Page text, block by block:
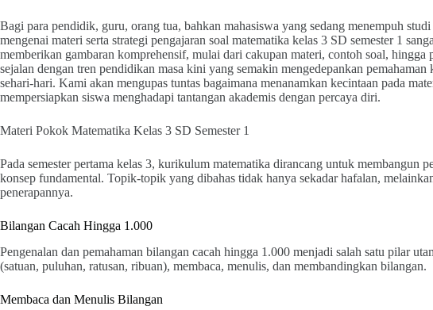
Bagi para pendidik, guru, orang tua, bahkan mahasiswa yang sedang menempuh
mengenai materi serta strategi pengajaran soal matematika kelas 3 SD semester 1
memberikan gambaran komprehensif, mulai dari cakupan materi, contoh soal, hingga
sejalan dengan tren pendidikan masa kini yang semakin mengedepankan
sehari-hari. Kami akan mengupas tuntas bagaimana menanamkan kecintaan pada
mempersiapkan siswa menghadapi tantangan akademis dengan percaya diri.
Materi Pokok Matematika Kelas 3 SD Semester 1
Pada semester pertama kelas 3, kurikulum matematika dirancang untuk membangun
konsep fundamental. Topik-topik yang dibahas tidak hanya sekadar hafalan,
penerapannya.
Bilangan Cacah Hingga 1.000
Pengenalan dan pemahaman bilangan cacah hingga 1.000 menjadi salah satu pilar
(satuan, puluhan, ratusan, ribuan), membaca, menulis, dan membandingkan bilangan.
Membaca dan Menulis Bilangan